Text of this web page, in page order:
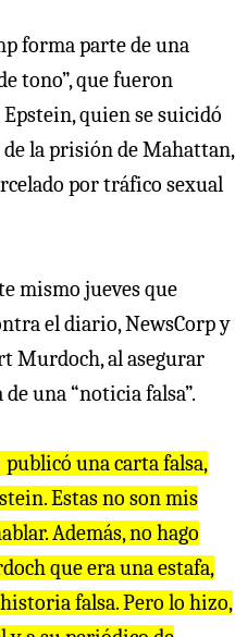
forma parte de una
tono”, que fueron
quien se suicidó
de la prisión de Mahattan,
por tráfico sexual
mismo jueves que
el diario, NewsCorp y
Murdoch, al asegurar
una “noticia falsa”.
publicó una carta falsa,
Estas no son mis
Además, no hago
que era una estafa,
falsa. Pero lo hizo,